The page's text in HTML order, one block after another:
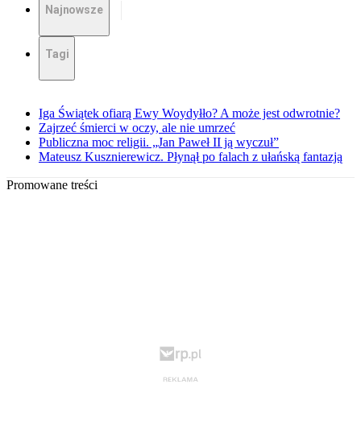
Najnowsze
Tagi
Iga Świątek ofiarą Ewy Woydyłło? A może jest odwrotnie?
Zajrzeć śmierci w oczy, ale nie umrzeć
Publiczna moc religii. „Jan Paweł II ją wyczuł”
Mateusz Kusznierewicz. Płynął po falach z ułańską fantazją
Promowane treści